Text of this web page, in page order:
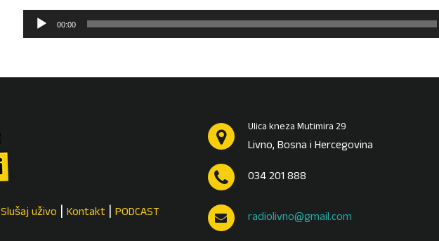
Reproduktor
audiozapisa
00:00
Slušaj uživo Kontakt PODCAST
Ulica kneza Mutimira 29
Livno, Bosna i Hercegovina
034 201 888
radiolivno@gmail.com